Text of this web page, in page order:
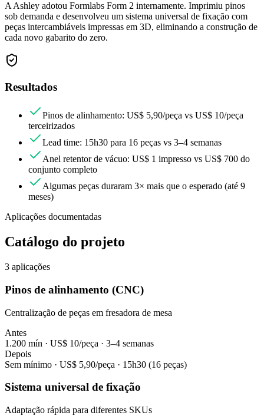
A Ashley adotou Formlabs Form 2 internamente. Imprimiu pinos
sob demanda e desenvolveu um sistema universal de fixação com
peças intercambiáveis impressas em 3D, eliminando a construção de
cada novo gabarito do zero.
Resultados
Pinos de alinhamento: US$ 5,90/peça vs US$ 10/peça
terceirizados
Lead time: 15h30 para 16 peças vs 3–4 semanas
Anel retentor de vácuo: US$ 1 impresso vs US$ 700 do
conjunto completo
Algumas peças duraram 3× mais que o esperado (até 9
meses)
Aplicações documentadas
Catálogo do projeto
3 aplicações
Pinos de alinhamento (CNC)
Centralização de peças em fresadora de mesa
Antes
1.200 mín · US$ 10/peça · 3–4 semanas
Depois
Sem mínimo · US$ 5,90/peça · 15h30 (16 peças)
Sistema universal de fixação
Adaptação rápida para diferentes SKUs